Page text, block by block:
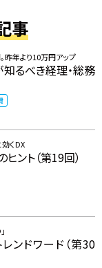
事
昨年より10万円アップ
るべき経理・総務
くDX
ント（第19回）
ンドワード（第30